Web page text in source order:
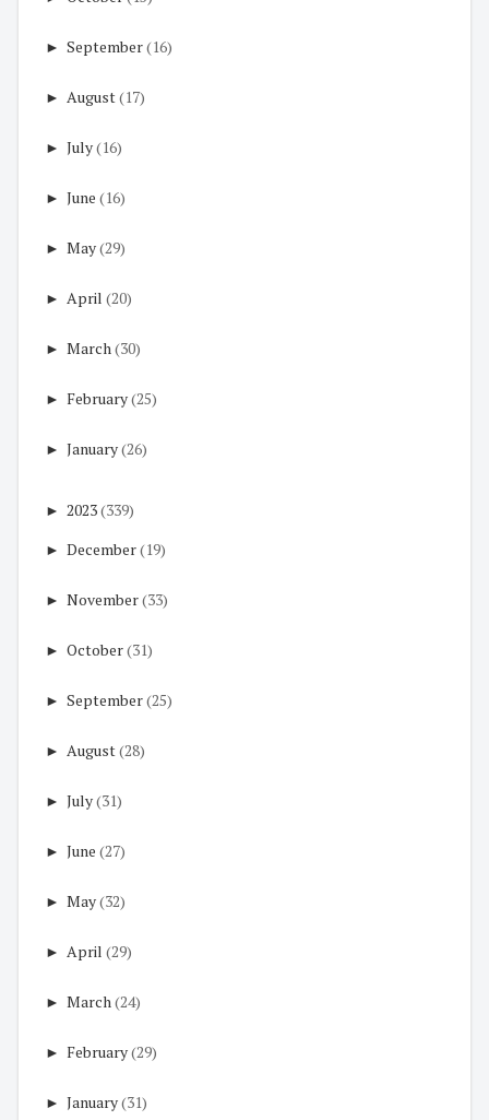
► September(16)
► August(17)
► July(16)
► June (16)
► May(29)
► April (20)
► March (30)
► February(25)
► January(26)
► 2023(339)
► December(19)
► November(33)
► October(31)
► September(25)
► August(28)
► July(31)
► June (27)
► May(32)
► April (29)
► March (24)
► February(29)
► January(31)